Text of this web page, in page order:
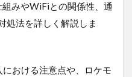
みやWiFiとの関係性、通
処法を詳しく解説しま
おける注意点や、ロケモ
ス
センサー
キュリティ
ュレス決済
カメラ